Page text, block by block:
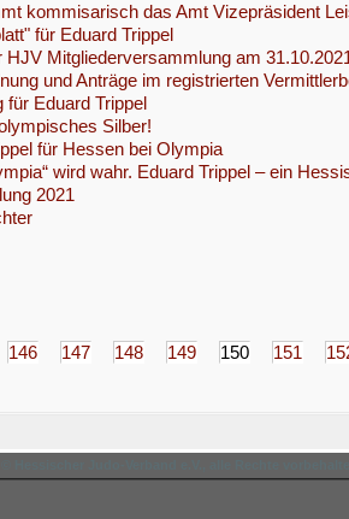
kommisarisch das Amt Vizepräsident
für Eduard Trippel
HJV Mitgliederversammlung am
und Anträge im registrierten
für Eduard Trippel
Silber!
für Hessen bei Olympia
wird wahr. Eduard Trippel – ein
2021
146 147 148 149 150 151